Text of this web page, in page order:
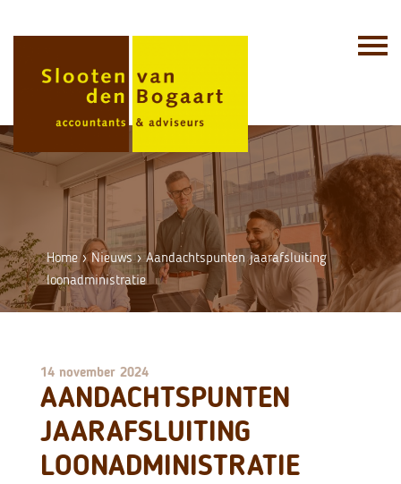
Home›Nieuws›Aandachtspunten jaarafsluiting
loonadministratie
14 november 2024
AANDACHTSPUNTEN
JAARAFSLUITING
LOONADMINISTRATIE